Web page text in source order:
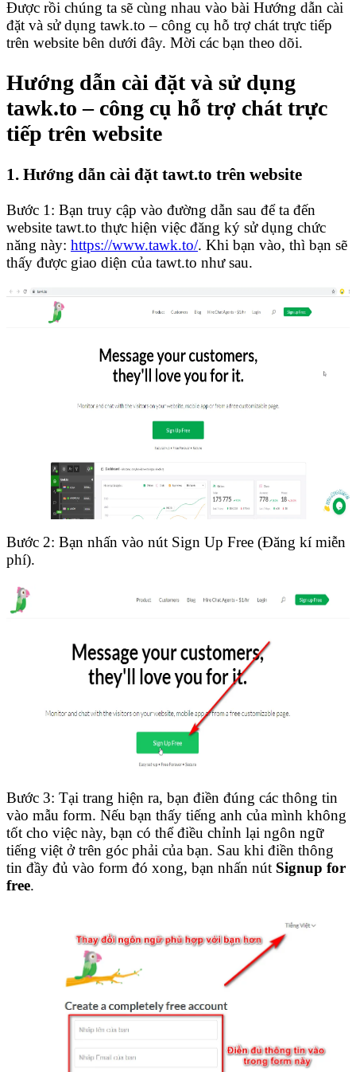
Được rồi chúng ta sẽ cùng nhau vào bài Hướng dẫn cài
đặt và sử dụng tawk.to – công cụ hỗ trợ chát trực tiếp
trên website bên dưới đây. Mời các bạn theo dõi.
Hướng dẫn cài đặt và sử dụng
tawk.to – công cụ hỗ trợ chát trực
tiếp trên website
1. Hướng dẫn cài đặt tawt.to trên website
Bước 1: Bạn truy cập vào đường dẫn sau để ta đến
website tawt.to thực hiện việc đăng ký sử dụng chức
năng này: https://www.tawk.to/. Khi bạn vào, thì bạn sẽ
thấy được giao diện của tawt.to như sau.
Bước 2: Bạn nhấn vào nút Sign Up Free (Đăng kí miễn
phí).
Bước 3: Tại trang hiện ra, bạn điền đúng các thông tin
vào mẫu form. Nếu bạn thấy tiếng anh của mình không
tốt cho việc này, bạn có thể điều chỉnh lại ngôn ngữ
tiếng việt ở trên góc phải của bạn. Sau khi điền thông
tin đầy đủ vào form đó xong, bạn nhấn nút Signup for
free.